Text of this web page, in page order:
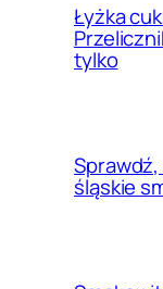
Łyżka
tylko
śląskie